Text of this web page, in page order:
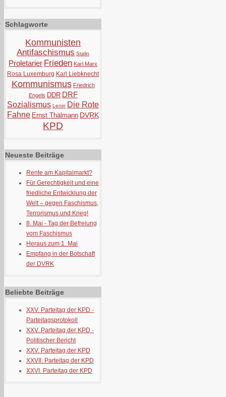
Schlagworte
Kommunisten
Antifaschismus Stalin
Proletarier Frieden Karl Marx
Rosa Luxemburg Karl Liebknecht
Kommunismus Friedrich
Engels DDR DRF
Sozialismus Lenin Die Rote
Fahne Ernst Thälmann DVRK
KPD
Neueste Beiträge
Rente am Kapitalmarkt?
Für Gerechtigkeit und eine
friedliche Entwicklung der
Welt – gegen Faschismus,
Terrorismus und Krieg!
8. Mai - Tag der Befreiung
vom Faschismus
Heraus zum 1. Mai
Empfang in der Botschaft
der DVRK
Beliebte Beiträge
XXV. Parteitag der KPD -
Parteitagsprotokoll
XXV. Parteitag der KPD -
Politischer Bericht
XXV. Parteitag der KPD
XXVII. Parteitag der KPD
XXVI. Parteitag der KPD